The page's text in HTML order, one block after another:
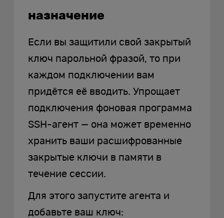
назначение
Если вы защитили свой закрытый
ключ парольной фразой, то при
каждом подключении вам
придётся её вводить. Упрощает
подключения фоновая программа
SSH-агент — она может временно
хранить ваши расшифрованные
закрытые ключи в памяти в
течение сессии.
Для этого запустите агента и
добавьте ваш ключ: